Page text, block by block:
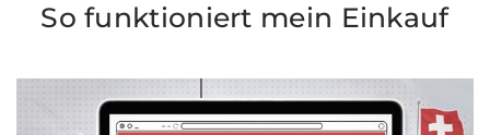
So funktioniert mein Einkauf